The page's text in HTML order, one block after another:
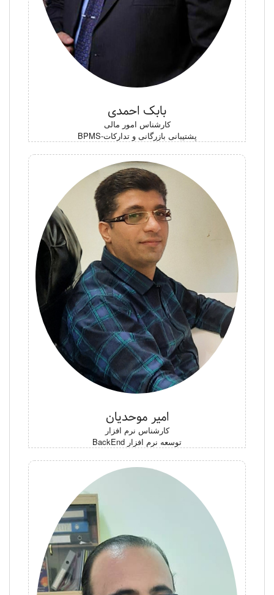
بابک احمدی
کارشناس امور مالی
پشتیبانی بازرگانی و تدارکات-BPMS
امیر موحدیان
کارشناس نرم افزار
توسعه نرم افزار BackEnd